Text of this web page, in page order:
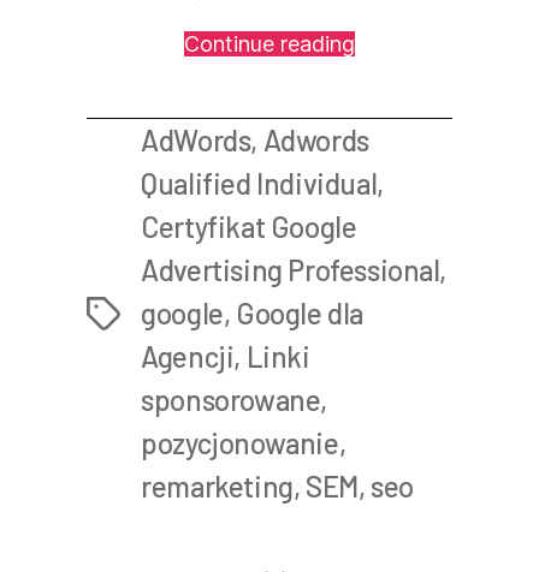
Continue reading
Professional”
Tags
AdWords, Adwords
Qualified Individual,
Certyfikat Google
Advertising Professional,
google, Google dla
Agencji, Linki
sponsorowane,
pozycjonowanie,
remarketing, SEM, seo